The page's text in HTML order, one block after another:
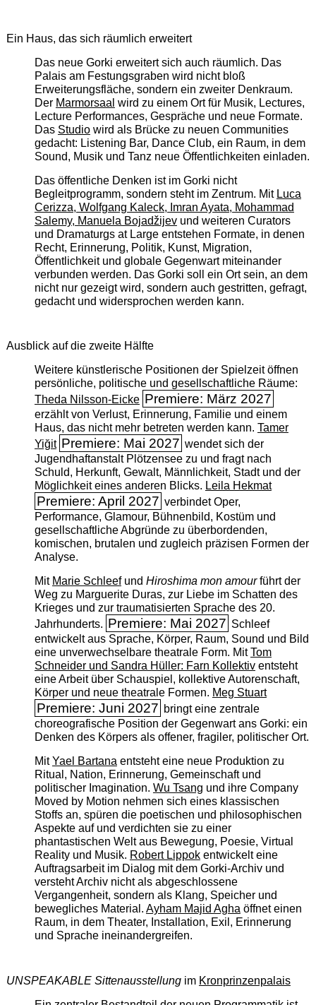
Ein Haus, das sich räumlich erweitert
Das neue Gorki erweitert sich auch räumlich. Das
Palais am Festungsgraben wird nicht bloß
Erweiterungsfläche, sondern ein zweiter Denkraum.
Der Marmorsaal wird zu einem Ort für Musik, Lectures,
Lecture Performances, Gespräche und neue Formate.
Das Studiowird als Brücke zu neuen Communities
gedacht: Listening Bar, Dance Club, ein Raum, in dem
Sound, Musik und Tanz neue Öffentlichkeiten einladen.
Das öffentliche Denken ist im Gorki nicht
Begleitprogramm, sondern steht im Zentrum. Mit Luca
Cerizza, Wolfgang Kaleck, Imran Ayata, Mohammad
Salemy, Manuela Bojadžijevund weiteren Curators
und Dramaturgs at Large entstehen Formate, in denen
Recht, Erinnerung, Politik, Kunst, Migration,
Öffentlichkeit und globale Gegenwart miteinander
verbunden werden. Das Gorki soll ein Ort sein, an dem
nicht nur gezeigt wird, sondern auch gestritten, gefragt,
gedacht und widersprochen werden kann.
Ausblick auf die zweite Hälfte
Weitere künstlerische Positionen der Spielzeit öffnen
persönliche, politische und gesellschaftliche Räume:
Theda Nilsson-Eicke Premiere: März 2027
erzählt von Verlust, Erinnerung, Familie und einem
Haus, das nicht mehr betreten werden kann. Tamer
Yiğit Premiere: Mai 2027 wendet sich der
Jugendhaftanstalt Plötzensee zu und fragt nach
Schuld, Herkunft, Gewalt, Männlichkeit, Stadt und der
Möglichkeit eines anderen Blicks. Leila Hekmat
Premiere: April 2027 verbindet Oper,
Performance, Glamour, Bühnenbild, Kostüm und
gesellschaftliche Abgründe zu überbordenden,
komischen, brutalen und zugleich präzisen Formen der
Analyse.
Mit Marie Schleefund Hiroshima mon amourführt der
Weg zu Marguerite Duras, zur Liebe im Schatten des
Krieges und zur traumatisierten Sprache des 20.
Jahrhunderts. Premiere: Mai 2027 Schleef
entwickelt aus Sprache, Körper, Raum, Sound und Bild
eine unverwechselbare theatrale Form. MitTom
Schneider und Sandra Hüller: Farn Kollektiventsteht
eine Arbeit über Schauspiel, kollektive Autorenschaft,
Körper und neue theatrale Formen. Meg Stuart
Premiere: Juni 2027 bringt eine zentrale
choreografische Position der Gegenwart ans Gorki: ein
Denken des Körpers als offener, fragiler, politischer Ort.
MitYael Bartanaentsteht eine neue Produktion zu
Ritual, Nation, Erinnerung, Gemeinschaft und
politischer Imagination. Wu Tsang und ihre Company
Moved by Motion nehmen sich eines klassischen
Stoffs an, spüren die poetischen und philosophischen
Aspekte auf und verdichten sie zu einer
phantastischen Welt aus Bewegung, Poesie, Virtual
Reality und Musik. Robert Lippokentwickelt eine
Auftragsarbeit im Dialog mit dem Gorki-Archiv und
versteht Archiv nicht als abgeschlossene
Vergangenheit, sondern als Klang, Speicher und
bewegliches Material. Ayham Majid Aghaöffnet einen
Raum, in dem Theater, Installation, Exil, Erinnerung
und Sprache ineinandergreifen.
UNSPEAKABLE Sittenausstellungim Kronprinzenpalais